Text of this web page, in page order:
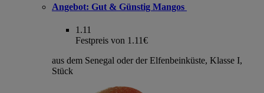
Angebot: Gut & Günstig Mangos
1.11
Festpreis von 1.11€
aus dem Senegal oder der Elfenbeinküste, Klasse I,
Stück